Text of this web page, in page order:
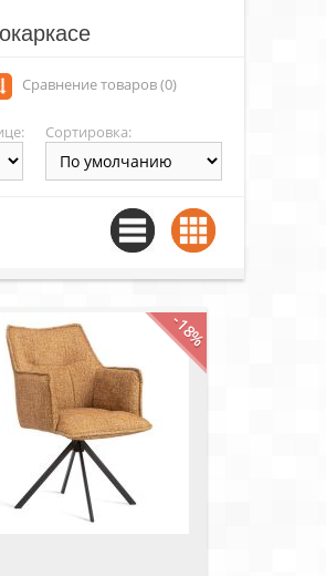
Сравнение товаров (0)
Сортировка:
-18%